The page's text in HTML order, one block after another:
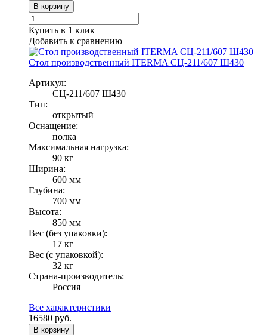
В корзину
Купить в 1 клик
Добавить к сравнению
Стол производственный ITERMA СЦ-211/607 Ш430
Артикул:
СЦ-211/607 Ш430
Тип:
открытый
Оснащение:
полка
Максимальная нагрузка:
90 кг
Ширина:
600 мм
Глубина:
700 мм
Высота:
850 мм
Вес (без упаковки):
17 кг
Вес (с упаковкой):
32 кг
Страна-производитель:
Россия
Все характеристики
16580 руб.
В корзину